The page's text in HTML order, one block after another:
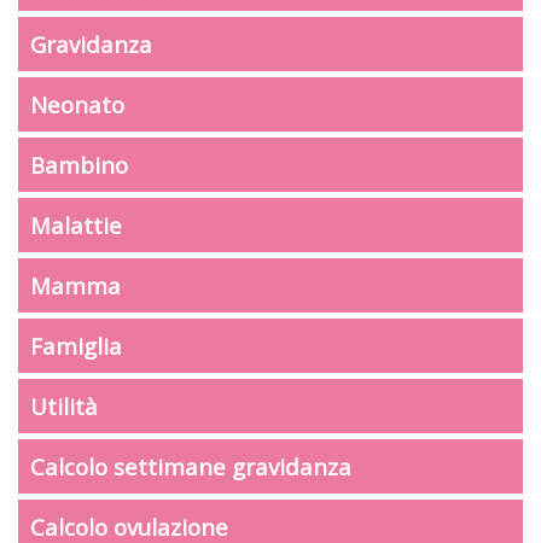
Gravidanza
Neonato
Bambino
Malattie
Mamma
Famiglia
Utilità
Calcolo settimane gravidanza
Calcolo ovulazione